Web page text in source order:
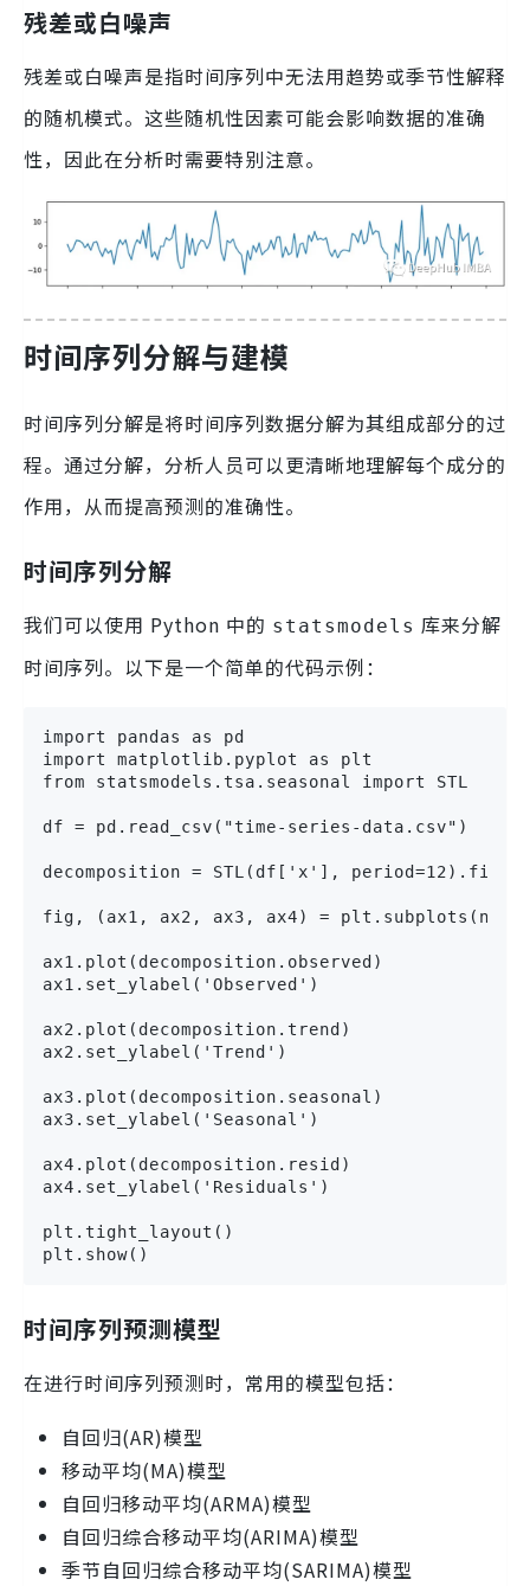
残差或白噪声
残差或白噪声是指时间序列中无法用趋势或季节性解释
的随机模式。这些随机性因素可能会影响数据的准确
性，因此在分析时需要特别注意。
时间序列分解与建模
时间序列分解是将时间序列数据分解为其组成部分的过
程。通过分解，分析人员可以更清晰地理解每个成分的
作用，从而提高预测的准确性。
时间序列分解
我们可以使用 Python 中的 statsmodels 库来分解
时间序列。以下是一个简单的代码示例：
import pandas as pd
import matplotlib.pyplot as plt
from statsmodels.tsa.seasonal import STL
df = pd.read_csv("time-series-data.csv")
decomposition = STL(df['x'], period=12).fit()
fig, (ax1, ax2, ax3, ax4) =
ax1.plot(decomposition.observed)
ax1.set_ylabel('Observed')
ax2.plot(decomposition.trend)
ax2.set_ylabel('Trend')
ax3.plot(decomposition.seasonal)
ax3.set_ylabel('Seasonal')
ax4.plot(decomposition.resid)
ax4.set_ylabel('Residuals')
plt.tight_layout()
plt.show()
时间序列预测模型
在进行时间序列预测时，常用的模型包括：
自回归(AR)模型
移动平均(MA)模型
自回归移动平均(ARMA)模型
自回归综合移动平均(ARIMA)模型
季节自回归综合移动平均(SARIMA)模型